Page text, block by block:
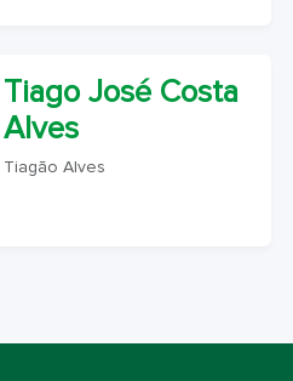
Tiago José Costa
Alves
Tiagão Alves